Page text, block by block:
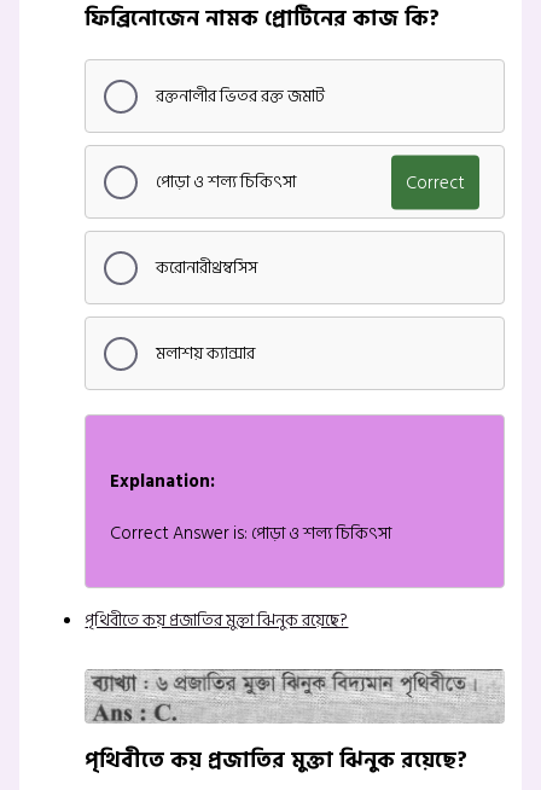
ফিব্রিনোজেন নামক প্রোটিনের কাজ কি?
রক্তনালীর ভিতর রক্ত জমাট
পোড়া ও শল্য চিকিৎসা Correct
করোনারীথ্রম্বসিস
মলাশয় ক্যান্সার
Explanation:
Correct Answer is: পোড়া ও শল্য চিকিৎসা
পৃথিবীতে কয় প্রজাতির মুক্তা ঝিনুক রয়েছে?
পৃথিবীতে কয় প্রজাতির মুক্তা ঝিনুক রয়েছে?